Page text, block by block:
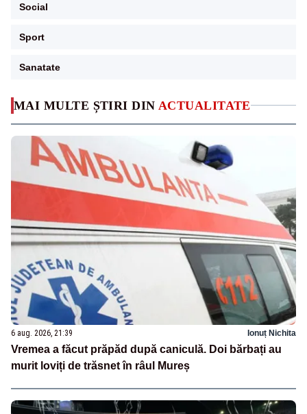
MAI MULTE ȘTIRI DIN ACTUALITATE
6 aug. 2026, 21:39 Ionuț Nichita
Vremea a făcut prăpăd după caniculă. Doi bărbați au
murit loviți de trăsnet în râul Mureș
Social
Sport
Sanatate